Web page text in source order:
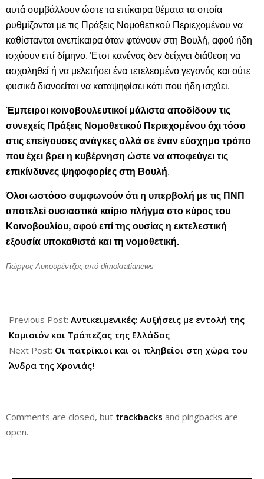
αυτά συμβάλλουν ώστε τα επίκαιρα θέματα τα οποία
ρυθμίζονται με τις Πράξεις Νομοθετικού Περιεχομένου να
καθίστανται ανεπίκαιρα όταν φτάνουν στη Βουλή, αφού ήδη
ισχύουν επί δίμηνο. Έτσι κανένας δεν δείχνει διάθεση να
ασχοληθεί ή να μελετήσει ένα τετελεσμένο γεγονός και ούτε
φυσικά διανοείται να καταψηφίσει κάτι που ήδη ισχύει.
Έμπειροι κοινοβουλευτικοί μάλιστα αποδίδουν τις
συνεχείς Πράξεις Νομοθετικού Περιεχομένου όχι τόσο
στις επείγουσες ανάγκες αλλά σε έναν εύσχημο τρόπο
που έχει βρει η κυβέρνηση ώστε να αποφεύγει τις
επικίνδυνες ψηφοφορίες στη Βουλή.
Όλοι ωστόσο συμφωνούν ότι η υπερβολή με τις ΠΝΠ
αποτελεί ουσιαστικά καίριο πλήγμα στο κύρος του
Κοινοβουλίου, αφού επί της ουσίας η εκτελεστική
εξουσία υποκαθιστά και τη νομοθετική.
Γιώργος Λυκουρέντζος από dimokratianews
12-
23
Previous Post: Αντικειμενικές: Αυξήσεις με εντολή της
Κομισιόν και Τράπεζας της Ελλάδος
Next Post: Οι πατρίκιοι και οι πληβείοι στη χώρα του
Άνδρα της Χρονιάς!
Comments are closed, but trackbacks and pingbacks are
open.